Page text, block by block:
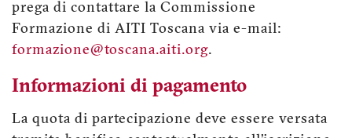
prega di contattare la Commissione
Formazione di AITI Toscana via e-mail:
formazione@toscana.aiti.org.
Informazioni di pagamento
La quota di partecipazione deve essere versata